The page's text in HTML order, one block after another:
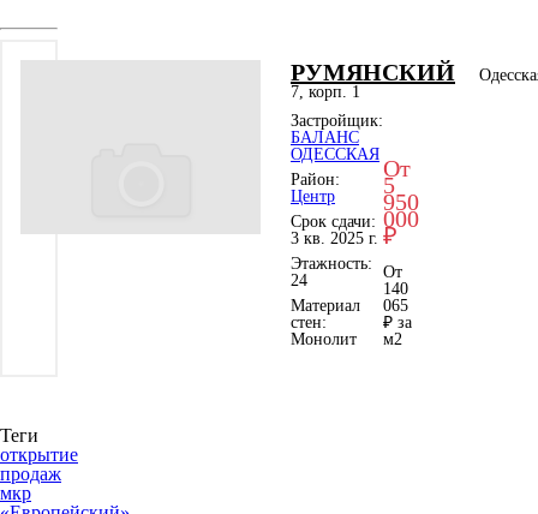
РУМЯНСКИЙ
7, корп. 1
Застройщик:
БАЛАНС
ОДЕССКАЯ
Район:
Центр
Срок сдачи:
3 кв. 2025 г.
Этажность:
24
Материал
стен:
Монолит
От
5
950
000
₽
От
140
065
₽ за
м2
Теги
открытие
продаж
мкр